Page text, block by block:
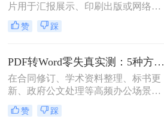
片用于汇报展示、印刷出版或网络分
享，但转换后图片模糊不清、细节丢
失、放大后出现马赛克……这些"清
能导致重要信息无法识别。那么PDF
怎么转成高清图片不模糊呢？别再忍
受模糊图片！本文直击痛点，提供可
立即执行的高清转换方案，助您10分
钟内获得印刷级清晰度！
赞 踩
PDF转Word零失真实测：5种方法按图文复杂度的转换精度排名！
在合同修订、学术资料整理、标书更
新、政府公文处理等高频办公场景
中，将PDF精准转换为可编辑Word文
档是效率刚需，却也是“翻车”重灾
赞 踩